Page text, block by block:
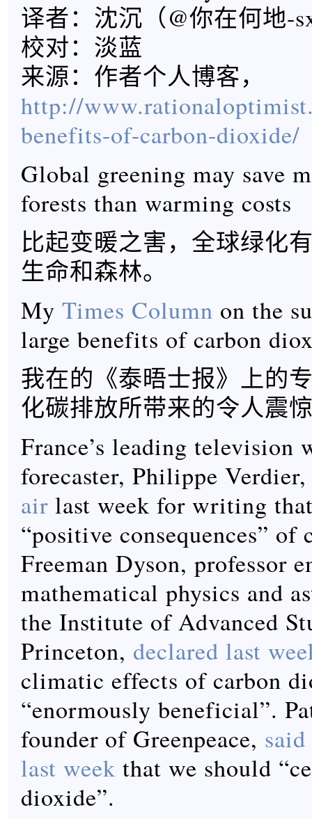
译者：沈沉（@你在何地-
校对：淡蓝
来源：作者个人博客，
http://
benefits-of-carbon-dioxide/
Global greening may save
forests than warming costs
比起变暖之害，全球绿化
生命和森林。
My Times Column on the
large benefits of carbon
我在的《泰晤士报》上的
化碳排放所带来的令人震
France’s leading television
forecaster, Philippe
air last week for writing
“positive consequences” of
Freeman Dyson, professor
mathematical physics and
the Institute of Advanced
Princeton, declared last
climatic effects of carbon
“enormously beneficial”.
founder of Greenpeace,
last week that we should
dioxide”.